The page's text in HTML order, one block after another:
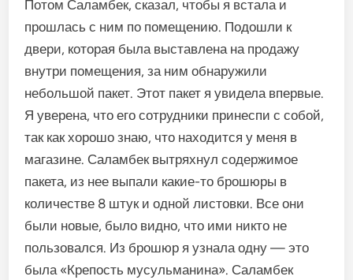
Потом Саламбек, сказал, чтобы я встала и
прошлась с ним по помещению. Подошли к
двери, которая была выставлена на продажу
внутри помещения, за ним обнаружили
небольшой пакет. Этот пакет я увидела впервые.
Я уверена, что его сотрудники принеспи с собой,
так как хорошо знаю, что находится у меня в
магазине. Саламбек вытряхнул содержимое
пакета, из нее выпали какие-то брошюры в
количестве 8 штук и одной листовки. Все они
были новые, было видно, что ими никто не
пользовался. Из брошюр я узнала одну — это
была «Крепость мусульманина». Саламбек